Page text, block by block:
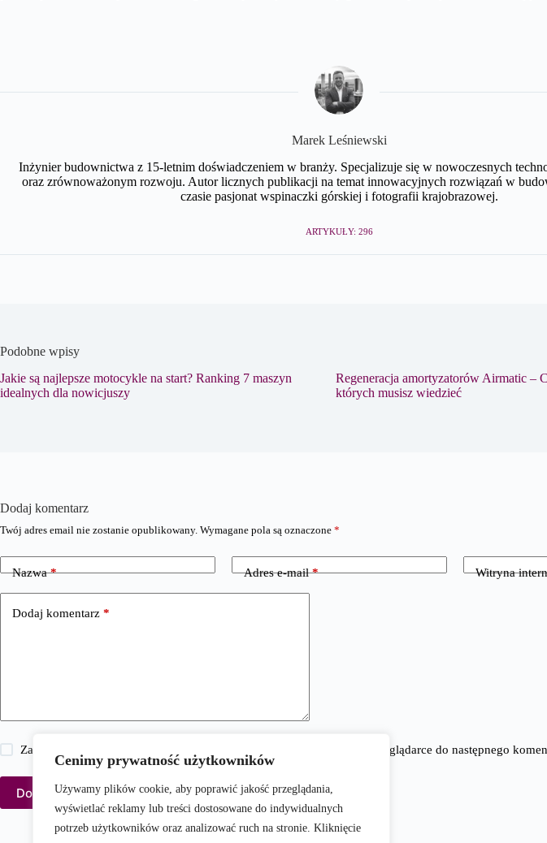
Cenimy prywatność użytkowników
Używamy plików cookie, aby poprawić jakość przeglądania,
wyświetlać reklamy lub treści dostosowane do indywidualnych
potrzeb użytkowników oraz analizować ruch na stronie. Kliknięcie
Marek Leśniewski
Inżynier budownictwa z 15-letnim doświadczeniem w branży. Specjalizuje się w nowoczesnych
oraz zrównoważonym rozwoju. Autor licznych publikacji na temat innowacyjnych rozwiązań w
czasie pasjonat wspinaczki górskiej i fotografii krajobrazowej.
ARTYKUŁY: 296
Podobne wpisy
Jakie są najlepsze motocykle na start? Ranking 7 maszyn
idealnych dla nowicjuszy
Regeneracja amortyzatorów Airmatic –
których musisz wiedzieć
Dodaj komentarz
Twój adres email nie zostanie opublikowany. Wymagane pola są oznaczone *
Nazwa* Adres e-mail* Witryna
Dodaj komentarz *
Zapisz moje imię i nazwisko, adres e-mail i stronę internetową w tej przeglądarce do następnego
Dodaj komentarz